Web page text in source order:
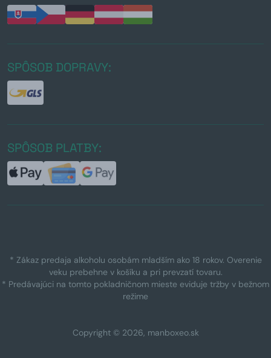
SPÔSOB DOPRAVY:
SPÔSOB PLATBY:
* Zákaz predaja alkoholu osobám mladším ako 18 rokov. Overenie
veku prebehne v košíku a pri prevzatí tovaru.
* Predávajúci na tomto pokladničnom mieste eviduje tržby v bežnom
režime
Copyright © 2026, manboxeo.sk